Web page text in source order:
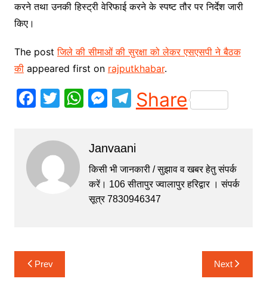
करने तथा उनकी हिस्ट्री वेरिफाई करने के स्पष्ट तौर पर निर्देश जारी
किए।
The postजिले की सीमाओं की सुरक्षा को लेकर एसएसपी ने बैठक
कीappeared first on rajputkhabar.
F
c
e
b
o
T
itt
er
W
s
A
p
M
s
e
n
T
el
gr
a
m
Share
Janvaani
किसी भी जानकारी / सुझाव व खबर हेतु संपर्क
करें। 106 सीतापुर ज्वालापुर हरिद्वार । संपर्क
सूत्र 7830946347
Post
navigation
Prev Next